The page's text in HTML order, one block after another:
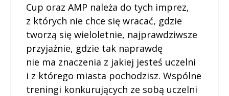
Cup oraz AMP należa do tych imprez,
z których nie chce się wracać, gdzie
tworzą się wieloletnie, najprawdziwsze
przyjaźnie, gdzie tak naprawdę
nie ma znaczenia z jakiej jesteś uczelni
i z którego miasta pochodzisz. Wspólne
treningi konkurujących ze sobą uczelni